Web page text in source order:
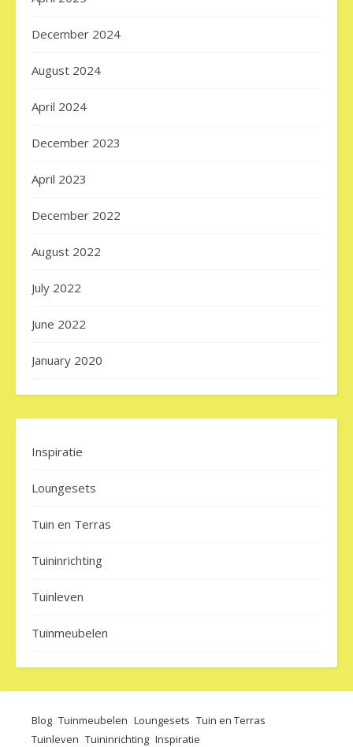
December 2024
August 2024
April 2024
December 2023
April 2023
December 2022
August 2022
July 2022
June 2022
January 2020
Inspiratie
Loungesets
Tuin en Terras
Tuininrichting
Tuinleven
Tuinmeubelen
Blog Tuinmeubelen Loungesets Tuin en Terras
Tuinleven Tuininrichting Inspiratie